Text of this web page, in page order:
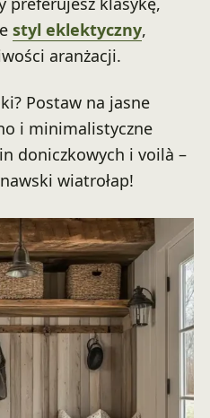
styl eklektyczny,
aranżacji.
Postaw na jasne
i minimalistyczne
doniczkowych i voilà –
wiatrołap!